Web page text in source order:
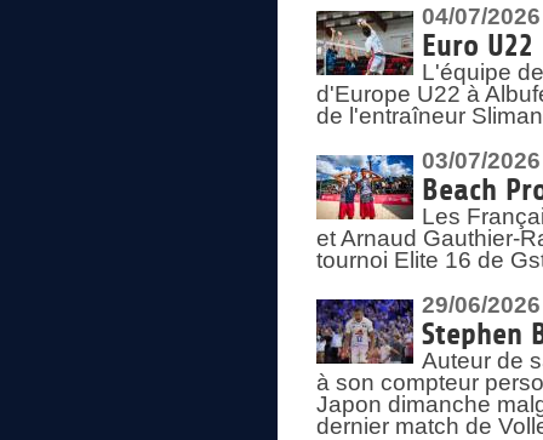
04/07/2026
Euro
L'équipe
d'Europe U22 à
de l'entraîneur
03/07/2026
Beach
Les
et Arnaud Gauthier-
tournoi Elite 16 de
29/06/2026
Stephen
Auteur de
à son compteur
Japon dimanche
dernier match de